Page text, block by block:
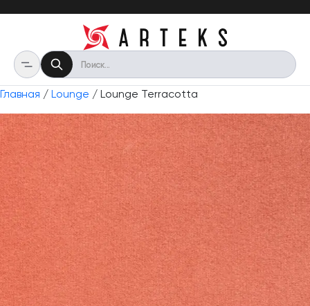
Главная / Lounge / Lounge Terracotta